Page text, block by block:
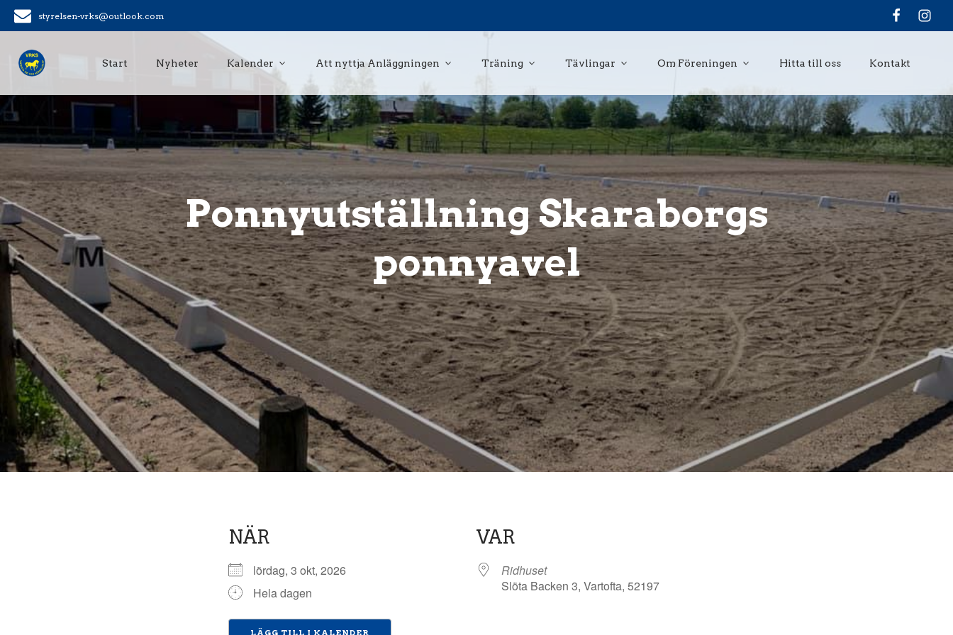
styrelsen-vrks@outlook.com
Start Nyheter Kalender Att nyttja Anläggningen Träning Tävlingar Om Föreningen Hitta till oss Kontakt
Ponnyutställning Skaraborgs
ponnyavel
NÄR
lördag, 3 okt, 2026
Hela dagen
LÄGG TILL I KALENDER
VAR
Ridhuset
Slöta Backen 3, Vartofta, 52197